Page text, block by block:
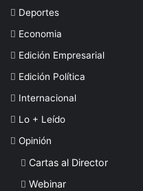
Deportes
Economia
Edición Empresarial
Edición Política
Internacional
Lo + Leído
Opinión
Cartas al Director
Webinar